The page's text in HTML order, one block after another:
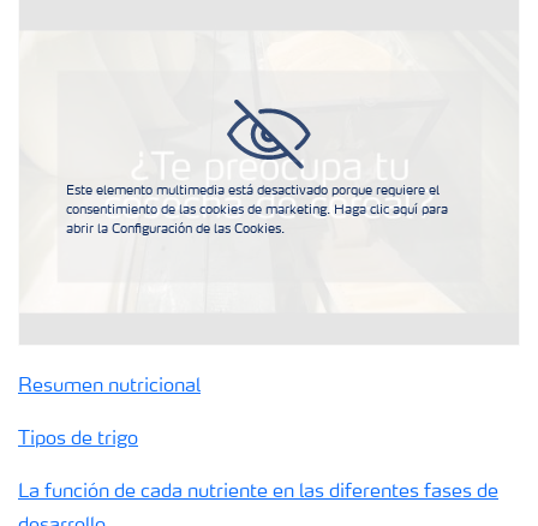
Este elemento multimedia está desactivado porque requiere el
consentimiento de las cookies de marketing. Haga clic aquí para
abrir la Configuración de las Cookies.
Resumen nutricional
Tipos de trigo
La función de cada nutriente en las diferentes fases de